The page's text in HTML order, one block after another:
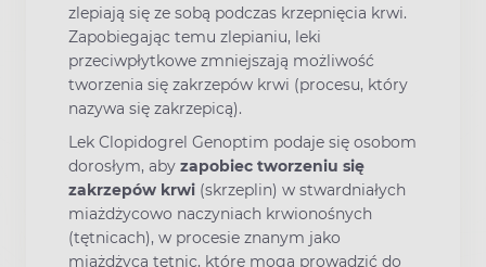
zlepiają się ze sobą podczas krzepnięcia krwi.
Zapobiegając temu zlepianiu, leki
przeciwpłytkowe zmniejszają możliwość
tworzenia się zakrzepów krwi (procesu, który
nazywa się zakrzepicą).
Lek Clopidogrel Genoptim podaje się osobom
dorosłym, aby zapobiec tworzeniu się
zakrzepów krwi (skrzeplin) w stwardniałych
miażdżycowo naczyniach krwionośnych
(tętnicach), w procesie znanym jako
miażdżyca tętnic, które mogą prowadzić do